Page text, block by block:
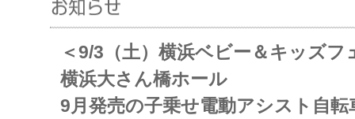
＜9/3（土）横浜ベビー＆キッズ
横浜大さん橋ホール
9月発売の子乗せ電動アシスト自